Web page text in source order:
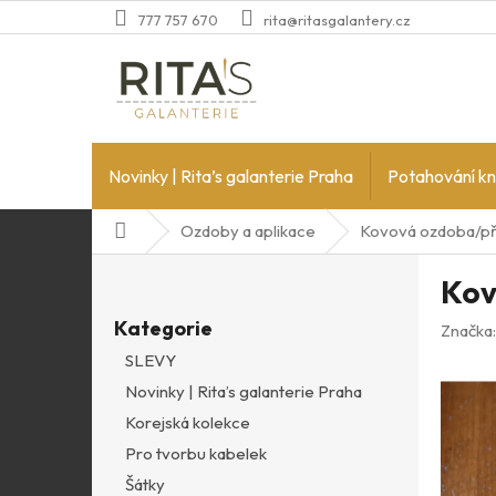
na
777 757 670 rita@ritasgalantery.cz
Novinky | Rita’s galanterie Praha Potahování
DomůOzdoby a aplikace Kovová ozdoba/
kategorie
Kategorie
SLEVY
Novinky | Rita’s galanterie Praha
Korejská kolekce
Pro tvorbu kabelek
Šátky
Značka: